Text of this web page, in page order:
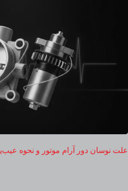
علت نوسان دور آرام موتور و نحوه